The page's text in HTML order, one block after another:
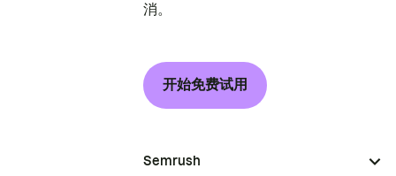
消。
开始免费试用
Semrush